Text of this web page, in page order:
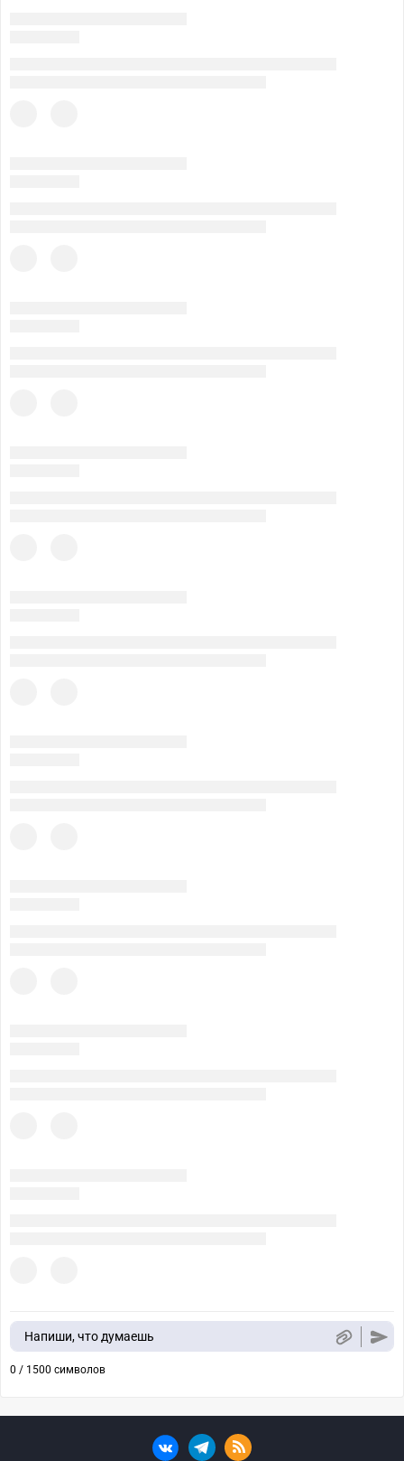
Напиши, что думаешь
0 / 1500 символов